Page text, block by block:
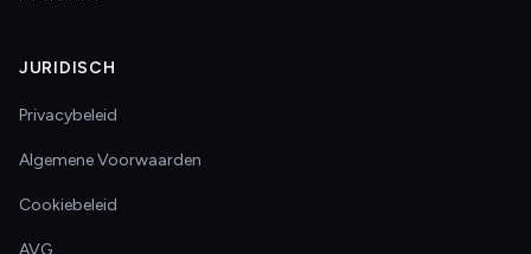
JURIDISCH
Privacybeleid
Algemene Voorwaarden
Cookiebeleid
AVG